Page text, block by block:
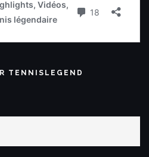
TENNISLEGEND